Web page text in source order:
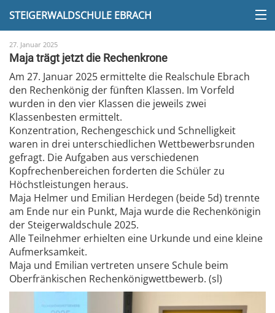
STEIGERWALDSCHULE EBRACH
27. Januar 2025
Maja trägt jetzt die Rechenkrone
Am 27. Januar 2025 ermittelte die Realschule Ebrach
den Rechenkönig der fünften Klassen. Im Vorfeld
wurden in den vier Klassen die jeweils zwei
Klassenbesten ermittelt.
Konzentration, Rechengeschick und Schnelligkeit
waren in drei unterschiedlichen Wettbewerbsrunden
gefragt. Die Aufgaben aus verschiedenen
Kopfrechenbereichen forderten die Schüler zu
Höchstleistungen heraus.
Maja Helmer und Emilian Herdegen (beide 5d) trennte
am Ende nur ein Punkt, Maja wurde die Rechenkönigin
der Steigerwaldschule 2025.
Alle Teilnehmer erhielten eine Urkunde und eine kleine
Aufmerksamkeit.
Maja und Emilian vertreten unsere Schule beim
Oberfränkischen Rechenkönigwettbewerb. (sl)